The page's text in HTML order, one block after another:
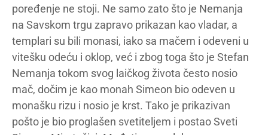
poređenje ne stoji. Ne samo zato što je Nemanja
na Savskom trgu zapravo prikazan kao vladar, a
templari su bili monasi, iako sa mačem i odeveni u
vitešku odeću i oklop, već i zbog toga što je Stefan
Nemanja tokom svog laičkog života često nosio
mač, dočim je kao monah Simeon bio odeven u
monašku rizu i nosio je krst. Tako je prikazivan
pošto je bio proglašen svetiteljem i postao Sveti